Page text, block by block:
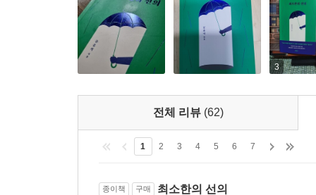
정에 휘둘리는 사법 포퓰리즘이 아니다. 오히려 사
--- p.158
세상의 갈등 모두가 선과 악의 대결, 또는 정의와
도 하다.
자유가 사회를 견인하되, 그 속도가 누군가를 낙
--- p.205
가진 자부터 소비자에 이르는 그 모든 ‘갑질’과
않은지, 법이 왜 인간 존엄성을 최상위의 가치로
글들로 이루어진 1부에서는 23년간 법관으로서
존엄하다는 것이고, 그러한 능력이 있음에도 법
된다. 모든 인간은 존엄하기에 그의 인종·성별·
인간으로서의 기본적인 권리가 보장되어야 하는
3
전체 리뷰 (62)
1 2 3 4 5 6 7
종이책 구매 최소한의 선의